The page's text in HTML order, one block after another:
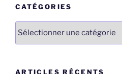
CATÉGORIES
Catégories
ARTICLES RÉCENTS